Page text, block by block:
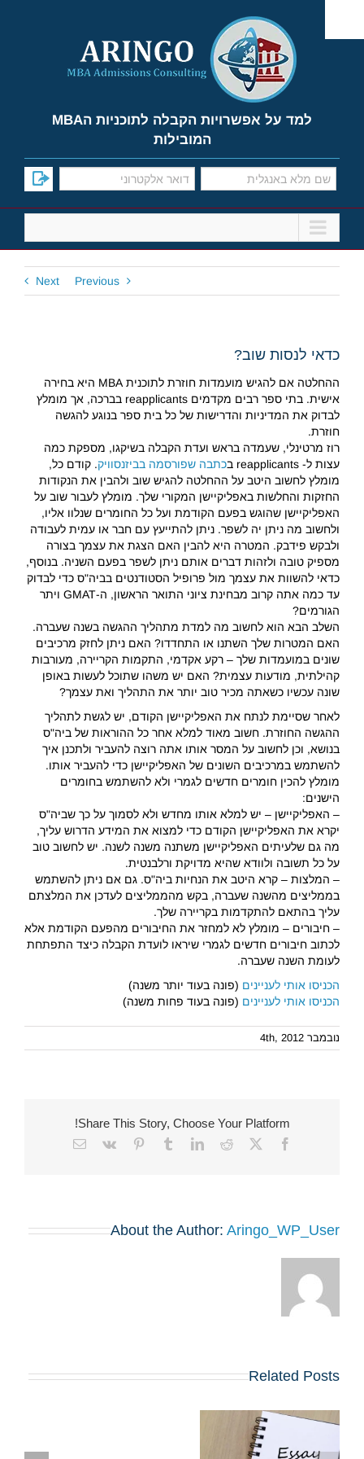
content
למד על אפשרויות הקבלה לתוכניות הMBA
המובילות
Previous
Next
כדאי לנסות שוב?
ההחלטה אם להגיש מועמדות חוזרת לתוכנית MBA היא בחירה
אישית. בתי ספר רבים מקדמים reapplicants בברכה, אך מומלץ
לבדוק את המדיניות והדרישות של כל בית ספר בנוגע להגשה
חוזרת.
רוז מרטינלי, שעמדה בראש ועדת הקבלה בשיקגו, מספקת כמה
עצות ל- reapplicants ב
כתבה שפורסמה בביזנסוויק. קודם כל,
מומלץ לחשוב היטב על ההחלטה להגיש שוב ולהבין את הנקודות
החזקות והחלשות באפליקיישן המקורי שלך. מומלץ לעבור שוב על
האפליקיישן שהוגש בפעם הקודמת ועל כל החומרים שנלוו אליו,
ולחשוב מה ניתן יה לשפר. ניתן להתייעץ עם חבר או עמית לעבודה
ולבקש פידבק. המטרה היא להבין האם הצגת את עצמך בצורה
מספיק טובה ולזהות דברים אותם ניתן לשפר בפעם השניה. בנוסף,
כדאי להשוות את עצמך מול פרופיל הסטודנטים בביה"ס כדי לבדוק
עד כמה אתה קרוב מבחינת ציוני התואר הראשון, ה-GMAT ויתר
הגורמים?
השלב הבא הוא לחשוב מה למדת מתהליך ההגשה בשנה שעברה.
האם המטרות שלך השתנו או התחדדו? האם ניתן לחזק מרכיבים
שונים במועמדות שלך – רקע אקדמי, התקמות הקריירה, מעורבות
קהילתית, מודעות עצמית? האם יש משהו שתוכל לעשות באופן
שונה עכשיו כשאתה מכיר טוב יותר את התהליך ואת עצמך?
לאחר שסיימת לנתח את האפליקיישן הקודם, יש לגשת לתהליך
ההגשה החוזרת. חשוב מאוד למלא אחר כל ההוראות של ביה"ס
בנושא, וכן לחשוב על המסר אותו אתה רוצה להעביר ולתכנן איך
להשתמש במרכיבים השונים של האפליקיישן כדי להעביר אותו.
מומלץ להכין חומרים חדשים לגמרי ולא להשתמש בחומרים
הישנים:
– האפליקיישן – יש למלא אותו מחדש ולא לסמוך על כך שביה"ס
יקרא את האפליקיישן הקודם כדי למצוא את המידע הדרוש עליך,
מה גם שלעיתים האפליקיישן משתנה משנה לשנה. יש לחשוב טוב
על כל תשובה ולוודא שהיא מדויקת ורלבנטית.
– המלצות – קרא היטב את הנחיות ביה"ס. גם אם ניתן להשתמש
בממליצים מהשנה שעברה, בקש מהממליצים לעדכן את המלצתם
עליך בהתאם להתקדמות בקריירה שלך.
– חיבורים – מומלץ לא למחזר את החיבורים מהפעם הקודמת אלא
לכתוב חיבורים חדשים לגמרי שיראו לועדת הקבלה כיצד התפתחת
לעומת השנה שעברה.
הכניסו אותי לעניינים (פונה בעוד יותר משנה)
הכניסו אותי לעניינים (פונה בעוד פחות משנה)
נובמבר 4th, 2012
Share This Story, Choose Your Platform!
Facebook
X
Reddit
LinkedIn
Tumblr
Pinterest
Vk
Email
About the Author: Aringo_WP_User
Related Posts